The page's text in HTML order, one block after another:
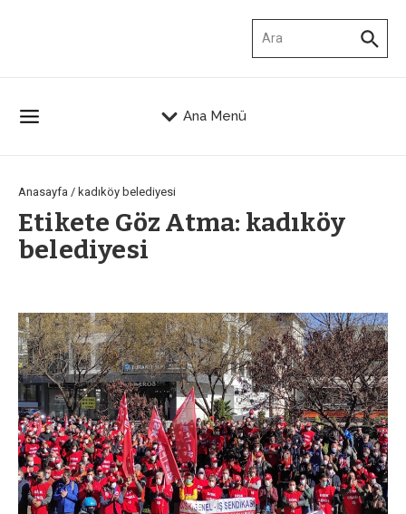
Ana Menü
Anasayfa / kadıköy belediyesi
Etikete Göz Atma: kadıköy
belediyesi